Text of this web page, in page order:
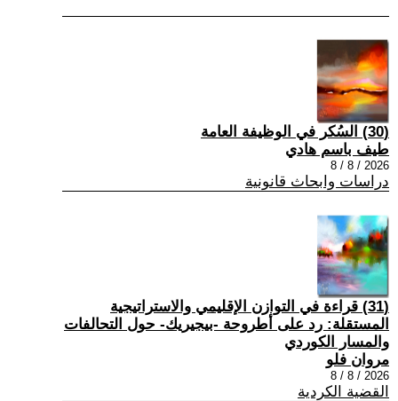
(30) السُكر في الوظيفة العامة
طيف باسم هادي
2026 / 8 / 8
دراسات وابحاث قانونية
(31) قراءة في التوازن الإقليمي والاستراتيجية
المستقلة: رد على أطروحة -بيجيريك- حول التحالفات
والمسار الكوردي
مروان فلو
2026 / 8 / 8
القضية الكردية